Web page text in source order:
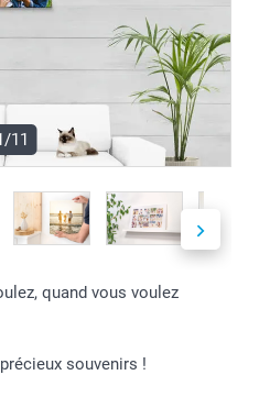
11
quand vous voulez
souvenirs !